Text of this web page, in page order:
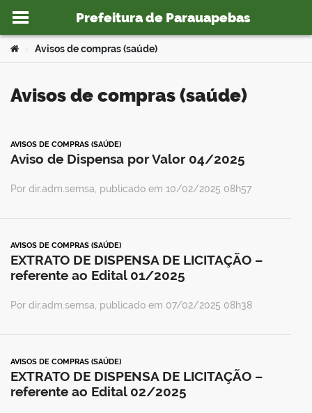
Ir para o conteúdo
Prefeitura de Parauapebas
Você está aqui:
Avisos de compras (saúde)
Avisos de compras (saúde)
AVISOS DE COMPRAS (SAÚDE)
Aviso de Dispensa por Valor 04/2025
Por dir.adm.semsa, publicado em 10/02/2025 08h57
AVISOS DE COMPRAS (SAÚDE)
EXTRATO DE DISPENSA DE LICITAÇÃO –
referente ao Edital 01/2025
Por dir.adm.semsa, publicado em 07/02/2025 08h38
AVISOS DE COMPRAS (SAÚDE)
EXTRATO DE DISPENSA DE LICITAÇÃO –
referente ao Edital 02/2025